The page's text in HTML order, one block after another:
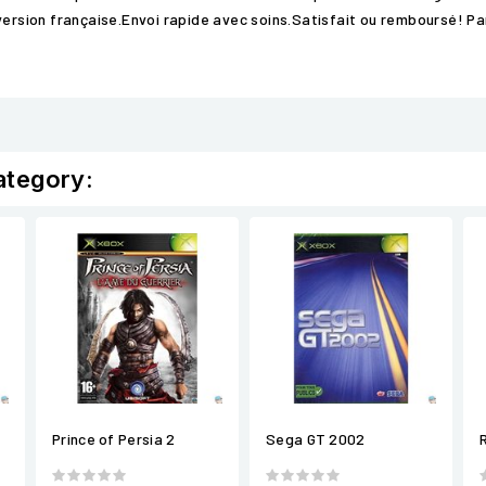
française.Envoi rapide avec soins.Satisfait ou remboursé!
Prince of Persia 2 Sega GT 2002